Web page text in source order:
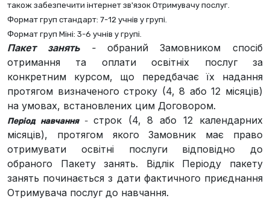
також забезпечити інтернет зв'язок Отримувачу послуг.
Формат груп стандарт: 7-12 учнів у групі.
Формат груп Міні: 3-6 учнів у групі.
Пакет занять-обраний Замовником спосіб
отримання та оплати освітніх послуг за
конкретним курсом, що передбачає їх надання
протягом визначеного строку (4, 8 або 12 місяців)
на умовах, встановлених цим Договором.
Період навчання - строк (4, 8 або 12 календарних
місяців), протягом якого Замовник має право
отримувати освітні послуги відповідно до
обраного Пакету занять. Відлік Періоду пакету
занять починається з дати фактичного приєднання
Отримувача послуг до навчання.